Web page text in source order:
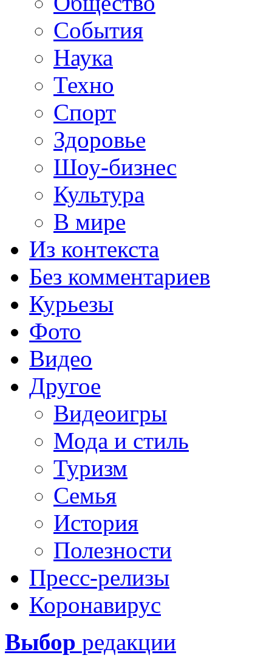
События
Наука
Техно
Спорт
Здоровье
Шоу-бизнес
Культура
В мире
Из контекста
Без комментариев
Курьезы
Фото
Видео
Другое
Видеоигры
Мода и стиль
Туризм
Семья
История
Полезности
Пресс-релизы
Коронавирус
Выбор редакции